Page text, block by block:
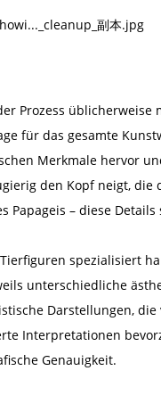
Prozess üblicherweise
für das gesamte
Merkmale hervor
den Kopf neigt, die
Papageis – diese
spezialisiert
unterschiedliche
Darstellungen,
Interpretationen
Genauigkeit.